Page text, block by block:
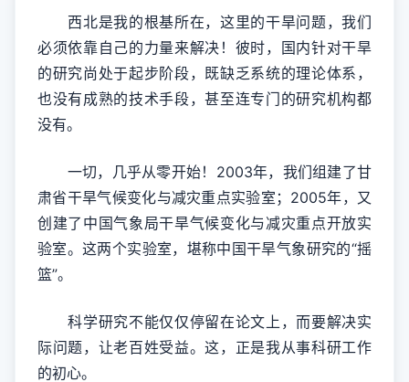
西北是我的根基所在，这里的干旱问题，我们
必须依靠自己的力量来解决！彼时，国内针对干旱
的研究尚处于起步阶段，既缺乏系统的理论体系，
也没有成熟的技术手段，甚至连专门的研究机构都
没有。
一切，几乎从零开始！2003年，我们组建了甘
肃省干旱气候变化与减灾重点实验室；2005年，又
创建了中国气象局干旱气候变化与减灾重点开放实
验室。这两个实验室，堪称中国干旱气象研究的“摇
篮”。
科学研究不能仅仅停留在论文上，而要解决实
际问题，让老百姓受益。这，正是我从事科研工作
的初心。